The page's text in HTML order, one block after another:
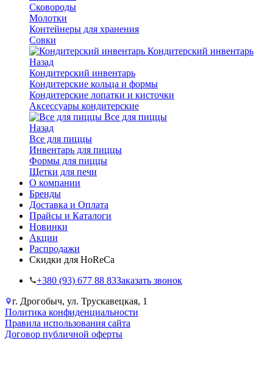
Сковороды
Молотки
Контейнеры для хранения
Совки
Кондитерский инвентарь
Назад
Кондитерский инвентарь
Кондитерские кольца и формы
Кондитерские лопатки и кисточки
Аксессуары кондитерские
Все для пиццы
Назад
Все для пиццы
Инвентарь для пиццы
Формы для пиццы
Щетки для печи
О компании
Бренды
Доставка и Оплата
Прайсы и Каталоги
Новинки
Акции
Распродажи
Скидки для HoReCa
+38‎0 (93) 677 88 83Заказать звонок
г. Дрогобыч, ул. Трускавецкая, 1
Политика конфиденциальности
Правила использования сайта
Договор публичной оферты